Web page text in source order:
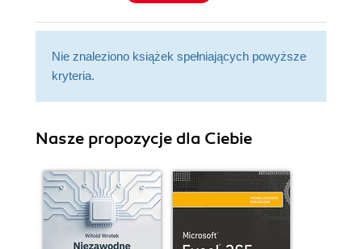
Nie znaleziono książek spełniających powyższe
kryteria.
Nasze propozycje dla Ciebie